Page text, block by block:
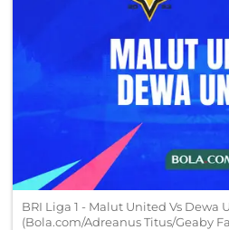
BRI Liga 1 - Malut United Vs Dewa
(Bola.com/Adreanus Titus/Geaby